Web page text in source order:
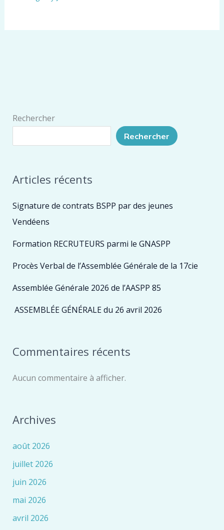
Rechercher
Rechercher
Articles récents
Signature de contrats BSPP par des jeunes
Vendéens
Formation RECRUTEURS parmi le GNASPP
Procès Verbal de l’Assemblée Générale de la 17cie
Assemblée Générale 2026 de l’AASPP 85
ASSEMBLÉE GÉNÉRALE du 26 avril 2026
Commentaires récents
Aucun commentaire à afficher.
Archives
août 2026
juillet 2026
juin 2026
mai 2026
avril 2026